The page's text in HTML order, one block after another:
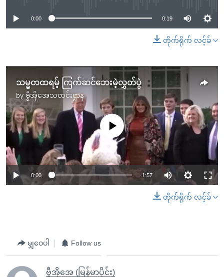
0:00 0:19
တိုက်ရိုက် လင့်ခ်
သမ္မတထရမ့် ကြက်ဆင်ဘေးမဲ့လွှတ်ပွဲ
by ဗွီအိုအေသတင်းဌာန
No media source currently available
0:00 1:57
တိုက်ရိုက် လင့်ခ်
မျှဝေပါ Follow us
ဗွီအိုအေ (မြန်မာပိုင်း)